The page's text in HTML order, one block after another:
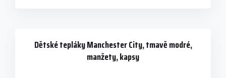
Dětské tepláky Manchester City, tmavě modré,
manžety, kapsy